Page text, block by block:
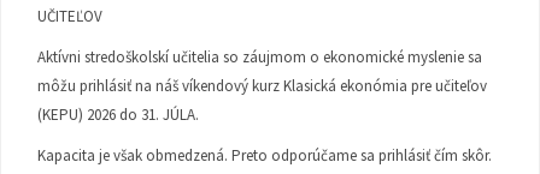
UČITEĽOV
Aktívni stredoškolskí učitelia so záujmom o ekonomické myslenie sa
môžu prihlásiť na náš víkendový kurz Klasická ekonómia pre učiteľov
(KEPU) 2026 do 31. JÚLA.
Kapacita je však obmedzená. Preto odporúčame sa prihlásiť čím skôr.